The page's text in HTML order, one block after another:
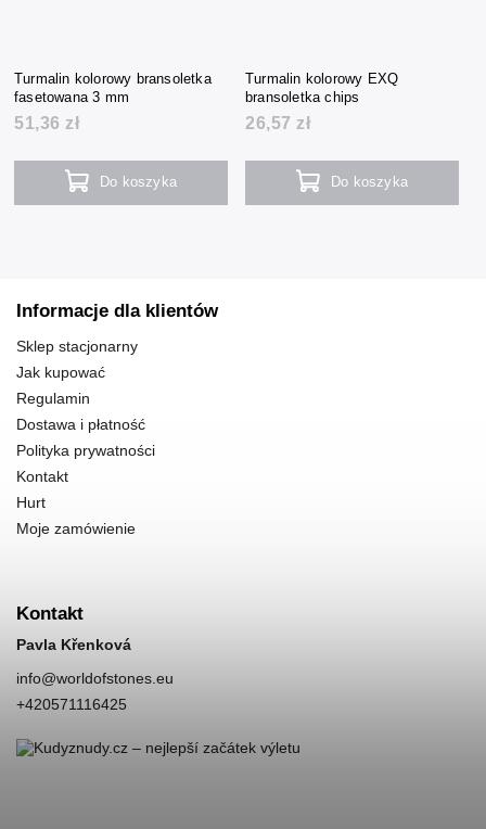
Turmalin kolorowy bransoletka
fasetowana 3 mm
51,36 zł
Do koszyka
Turmalin kolorowy EXQ
bransoletka chips
26,57 zł
Do koszyka
Informacje dla klientów
Sklep stacjonarny
Jak kupować
Regulamin
Dostawa i płatność
Polityka prywatności
Kontakt
Hurt
Moje zamówienie
Kontakt
Pavla Křenková
info@worldofstones.eu
+420571116425